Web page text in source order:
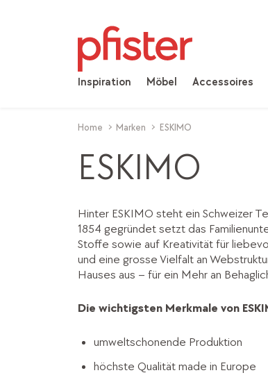
Inspiration Möbel Accessoires
Home Marken ESKIMO
ESKIMO
Hinter ESKIMO steht ein Schweizer
1854 gegründet setzt das
Stoffe sowie auf Kreativität für
und eine grosse Vielfalt an
Hauses aus – für ein Mehr an
Die wichtigsten Merkmale von
umweltschonende Produktion
höchste Qualität made in Europe